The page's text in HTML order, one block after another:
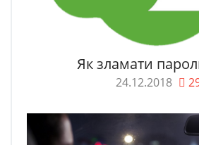
Як зламати
24.12.2018